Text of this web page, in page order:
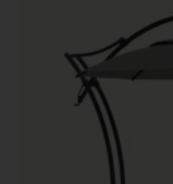
799,00 zł.